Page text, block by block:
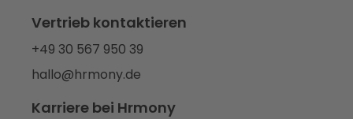
Vertrieb kontaktieren
+49 30 567 950 39
hallo@hrmony.de
Karriere bei Hrmony